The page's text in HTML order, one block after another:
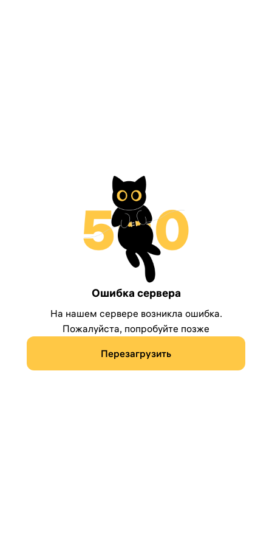
Ошибка сервера
На нашем сервере возникла ошибка.
Пожалуйста, попробуйте позже
Перезагрузить